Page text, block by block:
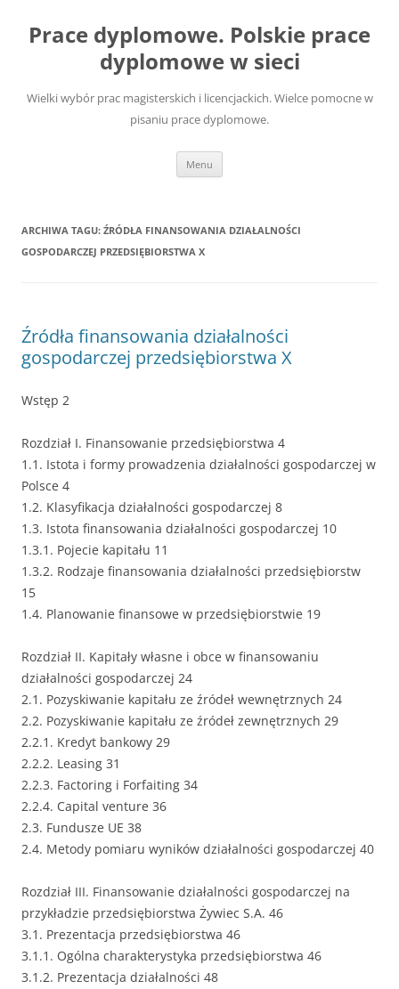
treści
Prace dyplomowe. Polskie prace
dyplomowe w sieci
Wielki wybór prac magisterskich i licencjackich. Wielce pomocne w
pisaniu prace dyplomowe.
Menu
ARCHIWA TAGU: ŹRÓDŁA FINANSOWANIA DZIAŁALNOŚCI
GOSPODARCZEJ PRZEDSIĘBIORSTWA X
Źródła finansowania działalności
gospodarczej przedsiębiorstwa X
Wstęp 2
Rozdział I. Finansowanie przedsiębiorstwa 4
1.1. Istota i formy prowadzenia działalności gospodarczej w
Polsce 4
1.2. Klasyfikacja działalności gospodarczej 8
1.3. Istota finansowania działalności gospodarczej 10
1.3.1. Pojecie kapitału 11
1.3.2. Rodzaje finansowania działalności przedsiębiorstw
15
1.4. Planowanie finansowe w przedsiębiorstwie 19
Rozdział II. Kapitały własne i obce w finansowaniu
działalności gospodarczej 24
2.1. Pozyskiwanie kapitału ze źródeł wewnętrznych 24
2.2. Pozyskiwanie kapitału ze źródeł zewnętrznych 29
2.2.1. Kredyt bankowy 29
2.2.2. Leasing 31
2.2.3. Factoring i Forfaiting 34
2.2.4. Capital venture 36
2.3. Fundusze UE 38
2.4. Metody pomiaru wyników działalności gospodarczej 40
Rozdział III. Finansowanie działalności gospodarczej na
przykładzie przedsiębiorstwa Żywiec S.A. 46
3.1. Prezentacja przedsiębiorstwa 46
3.1.1. Ogólna charakterystyka przedsiębiorstwa 46
3.1.2. Prezentacja działalności 48